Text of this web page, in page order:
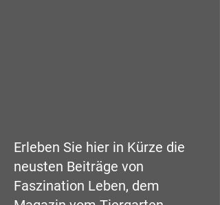
Erleben Sie hier in Kürze die
neusten Beiträge von
Faszination Leben, dem